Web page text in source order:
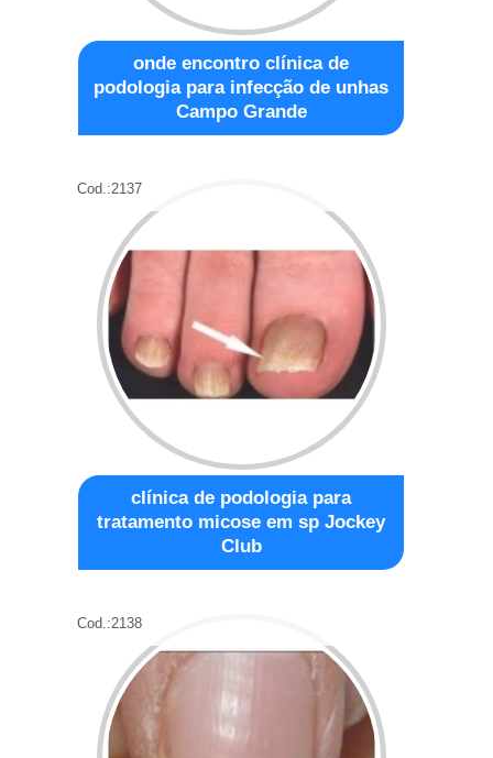
onde encontro clínica de
podologia para infecção de unhas
Campo Grande
Cod.:2137
clínica de podologia para
tratamento micose em sp Jockey
Club
Cod.:2138